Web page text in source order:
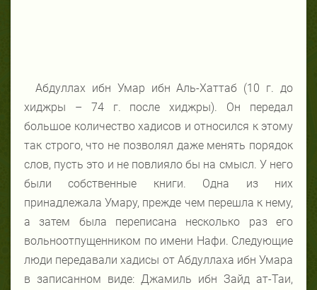
Абдуллах ибн Умар ибн Аль-Хаттаб (10 г. до
хиджры – 74 г. после хиджры). Он передал
большое количество хадисов и относился к этому
так строго, что не позволял даже менять порядок
слов, пусть это и не повлияло бы на смысл. У него
были собственные книги. Одна из них
принадлежала Умару, прежде чем перешла к нему,
а затем была переписана несколько раз его
вольноотпущенником по имени Нафи. Следующие
люди передавали хадисы от Абдуллаха ибн Умара
в записанном виде: Джамиль ибн Зайд ат-Таи,